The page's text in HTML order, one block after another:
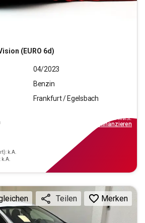
(EURO 6d)
04/2023
Benzin
Frankfurt / Egelsbach
k.A.
k.A.
inkl.MwSt.
finanzieren
Teilen Merken